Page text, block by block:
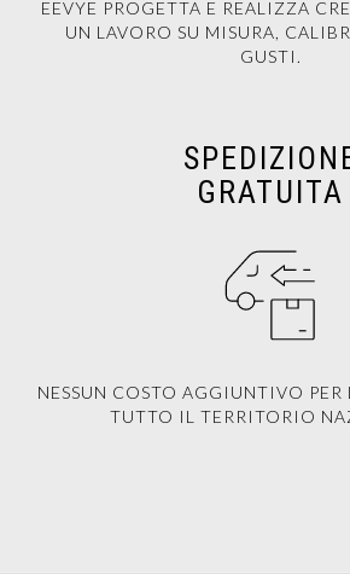
EEVYE PROGETTA E REALIZZA
UN LAVORO SU MISURA,
GUSTI.
GRATUITA
NESSUN COSTO AGGIUNTIVO PER
TUTTO IL TERRITORIO